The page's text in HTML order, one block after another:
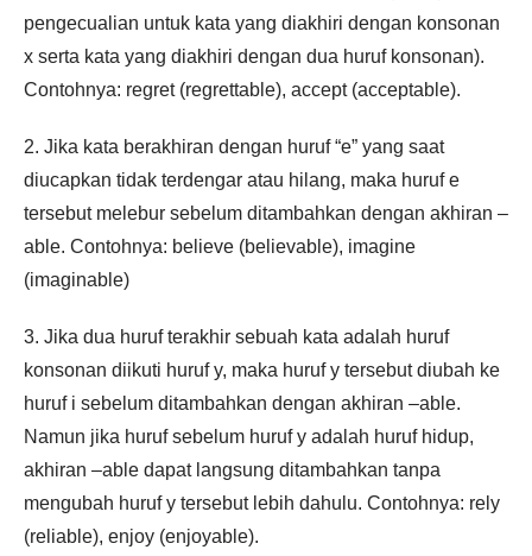
pengecualian untuk kata yang diakhiri dengan konsonan
x serta kata yang diakhiri dengan dua huruf konsonan).
Contohnya: regret (regrettable), accept (acceptable).
2. Jika kata berakhiran dengan huruf “e” yang saat
diucapkan tidak terdengar atau hilang, maka huruf e
tersebut melebur sebelum ditambahkan dengan akhiran –
able. Contohnya: believe (believable), imagine
(imaginable)
3. Jika dua huruf terakhir sebuah kata adalah huruf
konsonan diikuti huruf y, maka huruf y tersebut diubah ke
huruf i sebelum ditambahkan dengan akhiran –able.
Namun jika huruf sebelum huruf y adalah huruf hidup,
akhiran –able dapat langsung ditambahkan tanpa
mengubah huruf y tersebut lebih dahulu. Contohnya: rely
(reliable), enjoy (enjoyable).